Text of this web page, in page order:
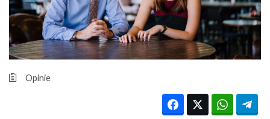
PRAKTIJKZAKEN
TARIEVEN
VPHUISARTSEN
Opinie